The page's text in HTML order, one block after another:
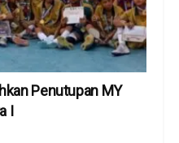
Penutupan MY
I